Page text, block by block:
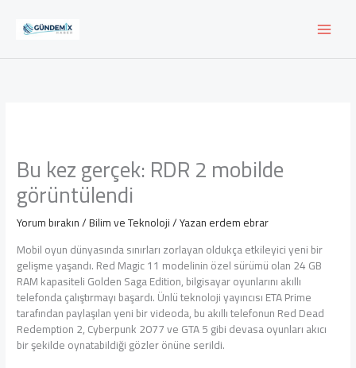
Bu kez gerçek: RDR 2 mobilde
görüntülendi
Yorum bırakın/Bilim ve Teknoloji/ Yazanerdem ebrar
Mobil oyun dünyasında sınırları zorlayan oldukça etkileyici yeni bir
gelişme yaşandı. Red Magic 11 modelinin özel sürümü olan 24 GB
RAM kapasiteli Golden Saga Edition, bilgisayar oyunlarını akıllı
telefonda çalıştırmayı başardı. Ünlü teknoloji yayıncısı ETA Prime
tarafından paylaşılan yeni bir videoda, bu akıllı telefonun Red Dead
Redemption 2, Cyberpunk 2077 ve GTA 5 gibi devasa oyunları akıcı
bir şekilde oynatabildiği gözler önüne serildi.